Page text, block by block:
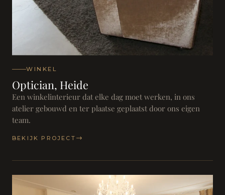
WINKEL
Optician, Heide
Een winkelinterieur dat elke dag moet werken, in ons
atelier gebouwd en ter plaatse geplaatst door ons eigen
team.
BEKIJK PROJECT